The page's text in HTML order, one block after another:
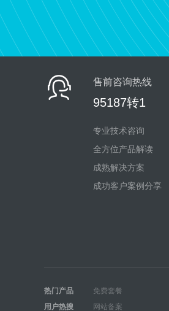
售前咨询热线
95187转1
专业技术咨询
全方位产品解读
成熟解决方案
成功客户案例分享
热门产品 免费套餐
用户热搜
网站备案